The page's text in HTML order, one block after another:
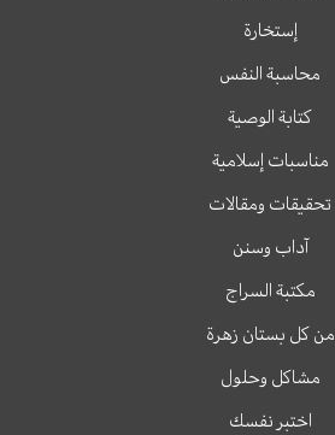
إستخارة
محاسبة النفس
كتابة الوصية
مناسبات إسلامية
تحقيقات ومقالات
آداب وسنن
مكتبة السراج
من كل بستان زهرة
مشاكل وحلول
اختبر نفسك